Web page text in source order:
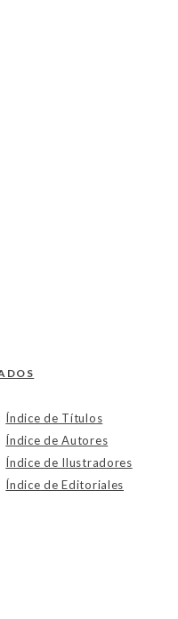
Índice de Títulos
Índice de Autores
Índice de Ilustradores
Índice de Editoriales